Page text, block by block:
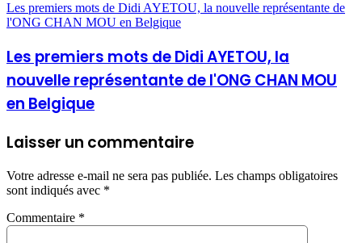
Les premiers mots de Didi AYETOU, la nouvelle représentante de
l'ONG CHAN MOU en Belgique
Les premiers mots de Didi AYETOU, la
nouvelle représentante de l'ONG CHAN MOU
en Belgique
Laisser un commentaire
Votre adresse e-mail ne sera pas publiée. Les champs obligatoires
sont indiqués avec *
Commentaire *